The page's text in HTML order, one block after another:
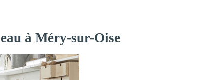
à Méry-sur-Oise